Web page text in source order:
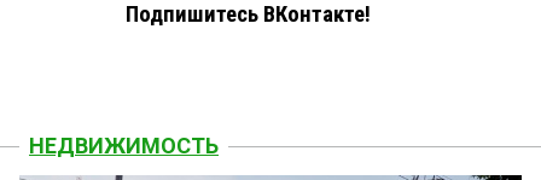
Подпишитесь ВКонтакте!
НЕДВИЖИМОСТЬ